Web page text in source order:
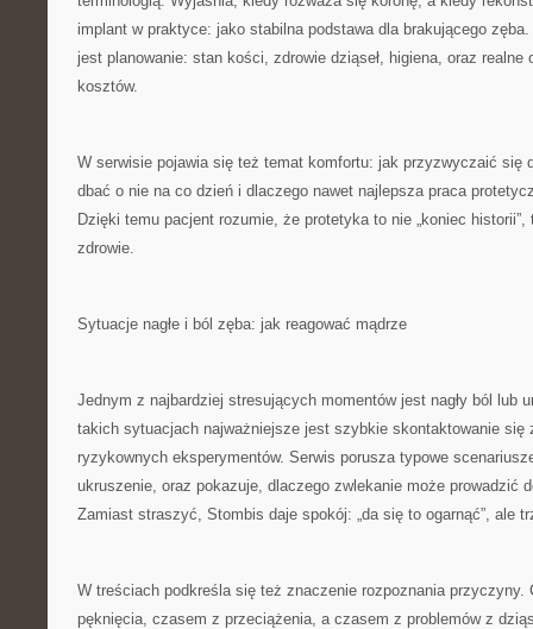
implant w praktyce: jako stabilna podstawa dla brakującego
jest planowanie: stan kości, zdrowie dziąseł, higiena, oraz
kosztów.
W serwisie pojawia się też temat komfortu: jak przyzwyczaić się
dbać o nie na co dzień i dlaczego nawet najlepsza praca
Dzięki temu pacjent rozumie, że protetyka to nie „koniec
zdrowie.
Sytuacje nagłe i ból zęba: jak reagować mądrze
Jednym z najbardziej stresujących momentów jest nagły ból lub
takich sytuacjach najważniejsze jest szybkie skontaktowanie się
ryzykownych eksperymentów. Serwis porusza typowe
ukruszenie, oraz pokazuje, dlaczego zwlekanie może prowadzić
Zamiast straszyć, Stombis daje spokój: „da się to ogarnąć”, ale
W treściach podkreśla się też znaczenie rozpoznania przyczyny.
pęknięcia, czasem z przeciążenia, a czasem z problemów z